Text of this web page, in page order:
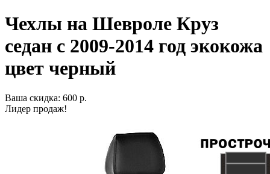
Чехлы на Шевроле Круз
седан с 2009-2014 год экокожа
цвет черный
Ваша скидка: 600 р.
Лидер продаж!